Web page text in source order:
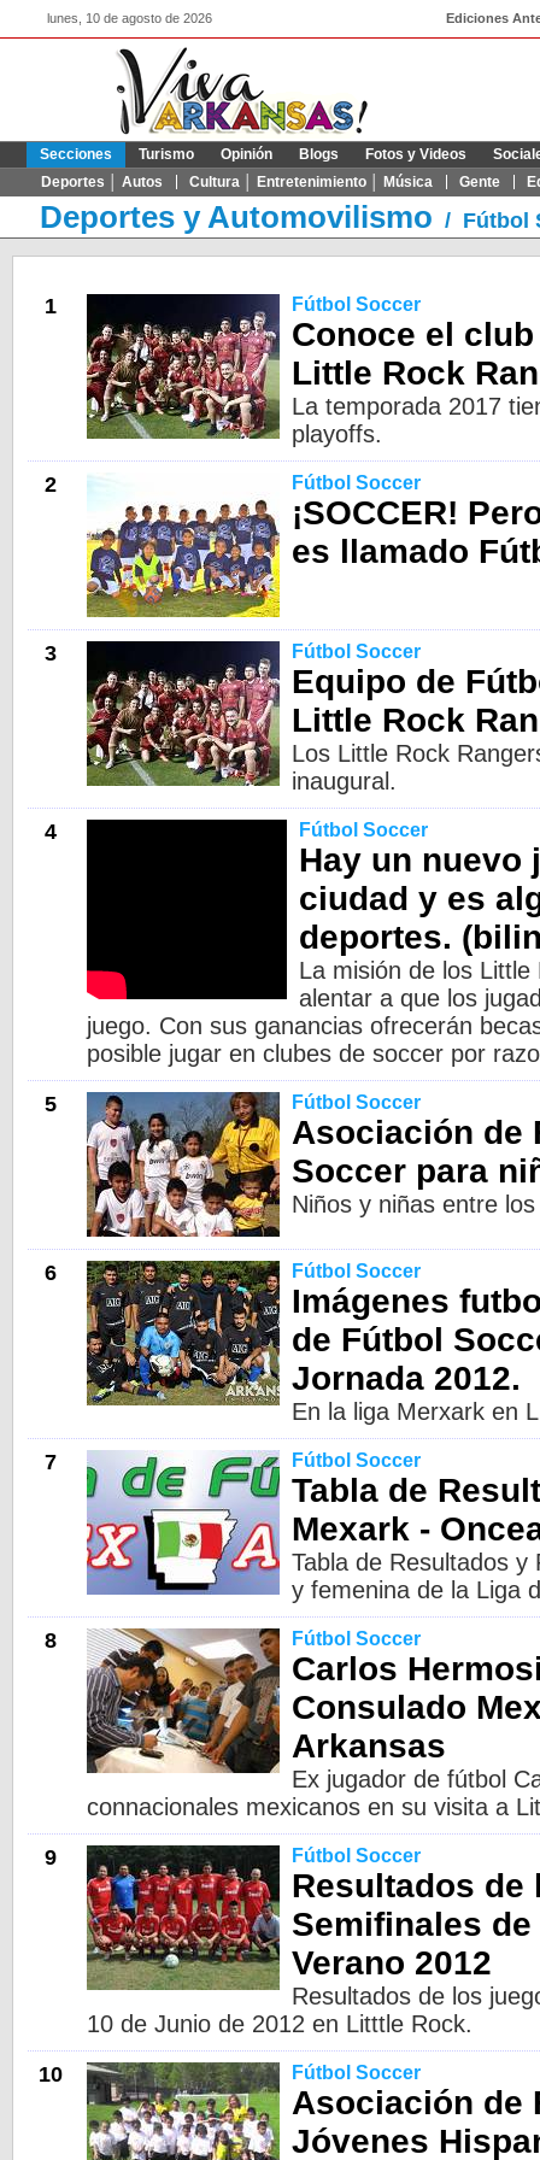
lunes, 10 de agosto de 2026 Ediciones
Secciones
Deportes │ Autos
Cultura │ Entretenimiento │ Música Gente
Turismo Opinión Blogs Fotos y Videos
Deportes y Automovilismo / Fútbol
1 Fútbol Soccer
Conoce el
Little Rock
La temporada 2017
playoffs.
2 Fútbol Soccer
¡SOCCER!
es llamado
3 Fútbol Soccer
Equipo de
Little Rock
Los Little Rock
inaugural.
4 Fútbol Soccer
Hay un nuevo
ciudad y es
deportes.
La misión de los
alentar a que los
juego. Con sus ganancias ofrecerán
posible jugar en clubes de soccer por
5 Fútbol Soccer
Asociación de
Soccer para
Niños y niñas entre
6 Fútbol Soccer
Imágenes
de Fútbol
Jornada 2012.
En la liga Merxark en
7 Fútbol Soccer
Tabla de
Mexark -
Tabla de Resultados y
y femenina de la Liga
8 Fútbol Soccer
Carlos
Consulado
Arkansas
Ex jugador de fútbol
connacionales mexicanos en su visita a
9 Fútbol Soccer
Resultados de
Semifinales
Verano 2012
Resultados de los
10 de Junio de 2012 en Litttle Rock.
10 Fútbol Soccer
Asociación de
Jóvenes